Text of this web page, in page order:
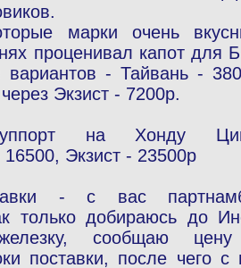
марки очень
проценивал капот для
- Тайвань -
Экзист - 7200р.
на Хонду
Экзист - 23500р
- с вас
только добираюсь до
сообщаю
поставки, после чего с